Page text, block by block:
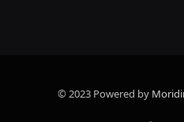
© 2023 Powered by